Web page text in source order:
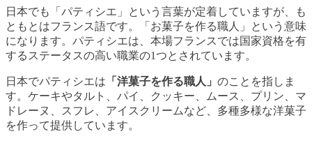
日本でも「パティシエ」という言葉が定着していますが、も
ともとはフランス語です。「お菓子を作る職人」という意味
になります。パティシエは、本場フランスでは国家資格を有
するステータスの高い職業の1つとされています。
日本でパティシエは 「洋菓子を作る職人」 のことを指しま
す。ケーキやタルト、パイ、クッキー、ムース、プリン、マ
ドレーヌ、スフレ、アイスクリームなど、多種多様な洋菓子
を作って提供しています。